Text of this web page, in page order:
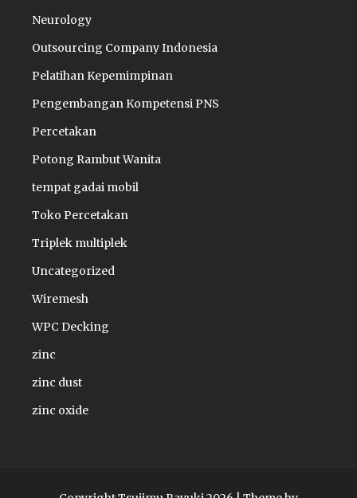
Neurology
Outsourcing Company Indonesia
Pelatihan Kepemimpinan
Pengembangan Kompetensi PNS
Percetakan
Potong Rambut Wanita
tempat gadai mobil
Toko Percetakan
Triplek multiplek
Uncategorized
Wiremesh
WPC Decking
zinc
zinc dust
zinc oxide